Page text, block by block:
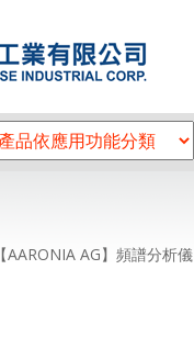
【AARONIA AG】頻譜分析儀